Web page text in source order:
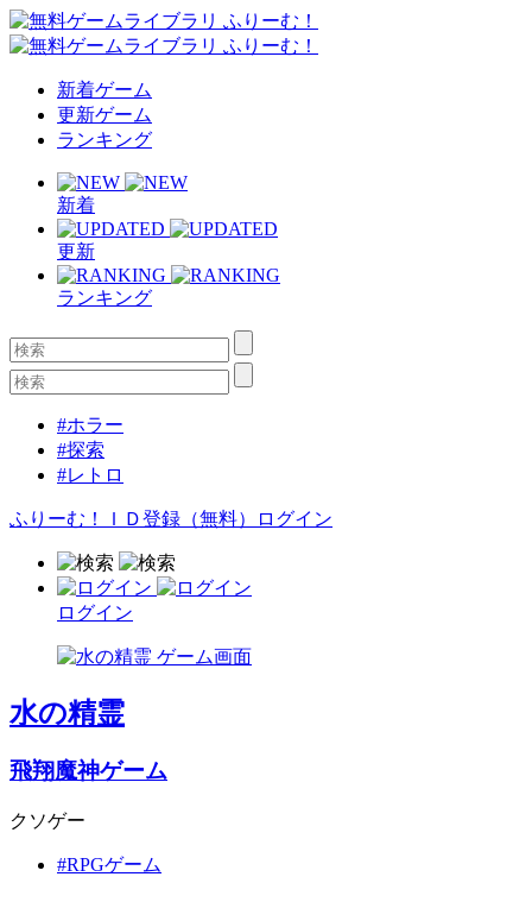
新着ゲーム
更新ゲーム
ランキング
新着
更新
ランキング
#ホラー
#探索
#レトロ
ふりーむ！ＩＤ登録（無料） ログイン
ログイン
水の精霊
飛翔魔神ゲーム
クソゲー
#RPGゲーム